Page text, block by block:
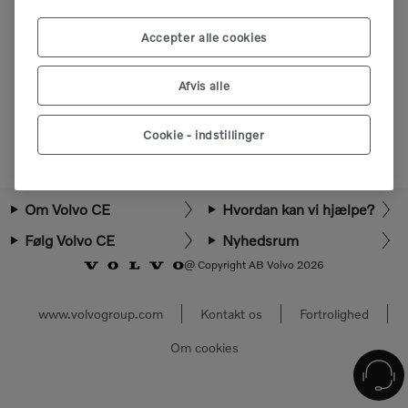
Vælg marked
Om Volvo CE
Hvordan kan vi hjælpe?
Følg Volvo CE
Nyhedsrum
@ Copyright AB Volvo 2026
www.volvogroup.com Kontakt os Fortrolighed
Om cookies
Accepter alle cookies
Afvis alle
Cookie - indstillinger